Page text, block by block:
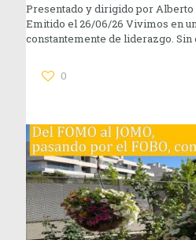
Presentado y dirigido por Alberto
Emitido el 26/06/26 Vivimos en
constantemente de liderazgo. Sin
0